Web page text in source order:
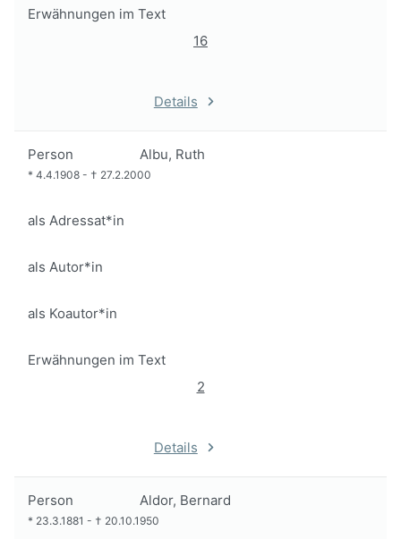
Erwähnungen im Text
16
Details
Person Albu, Ruth
* 4.4.1908 - † 27.2.2000
als Adressat*in
als Autor*in
als Koautor*in
Erwähnungen im Text
2
Details
Person Aldor, Bernard
* 23.3.1881 - † 20.10.1950